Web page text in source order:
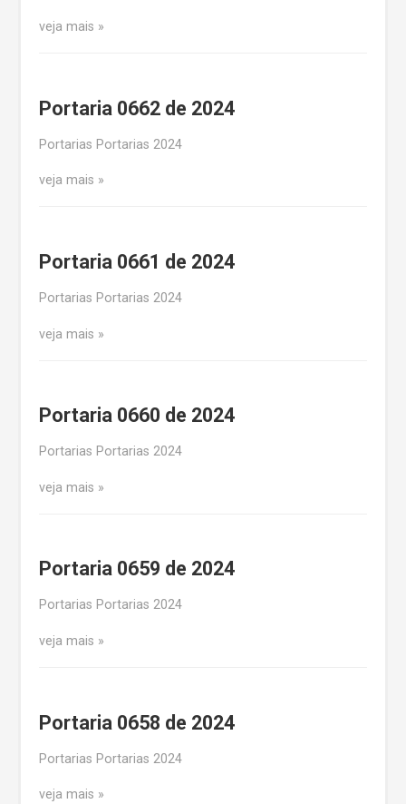
veja mais
Portaria 0662 de 2024
Portarias Portarias 2024
veja mais
Portaria 0661 de 2024
Portarias Portarias 2024
veja mais
Portaria 0660 de 2024
Portarias Portarias 2024
veja mais
Portaria 0659 de 2024
Portarias Portarias 2024
veja mais
Portaria 0658 de 2024
Portarias Portarias 2024
veja mais